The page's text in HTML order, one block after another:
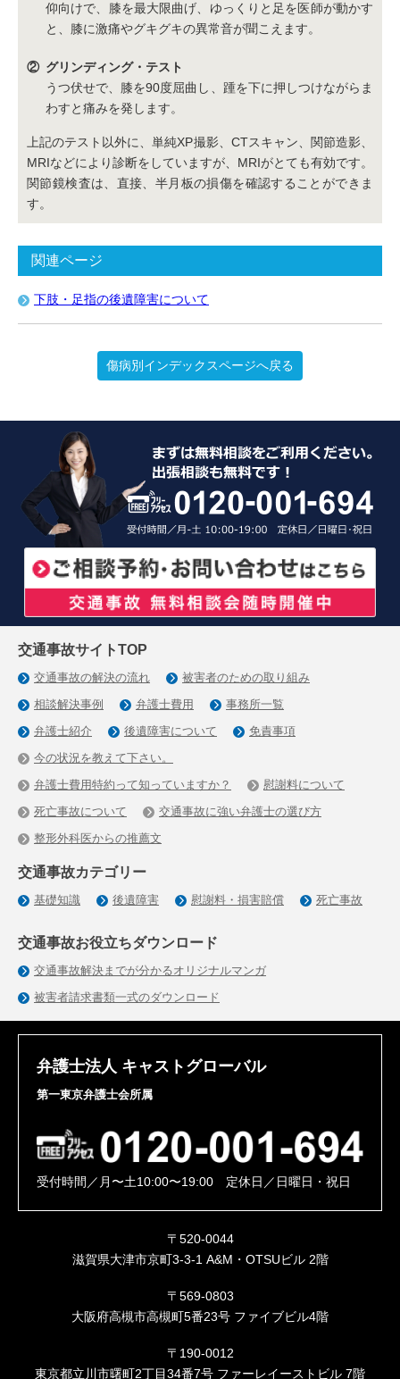
仰向けで、膝を最大限曲げ、ゆっくりと足を医師が動かす
と、膝に激痛やグキグキの異常音が聞こえます。
グリンディング・テスト
うつ伏せで、膝を90度屈曲し、踵を下に押しつけながらま
わすと痛みを発します。
上記のテスト以外に、単純XP撮影、CTスキャン、関節造影、
MRIなどにより診断をしていますが、MRIがとても有効です。
関節鏡検査は、直接、半月板の損傷を確認することができま
す。
関連ページ
下肢・足指の後遺障害について
傷病別インデックスページへ戻る
交通事故サイトTOP
交通事故の解決の流れ
被害者のための取り組み
相談解決事例
弁護士費用
事務所一覧
弁護士紹介
後遺障害について
免責事項
今の状況を教えて下さい。
弁護士費用特約って知っていますか？
慰謝料について
死亡事故について
交通事故に強い弁護士の選び方
整形外科医からの推薦文
交通事故カテゴリー
基礎知識 後遺障害 慰謝料・損害賠償 死亡事故
交通事故お役立ちダウンロード
交通事故解決までが分かるオリジナルマンガ
被害者請求書類一式のダウンロード
弁護士法人 キャストグローバル
第一東京弁護士会所属
受付時間／月〜土10:00〜19:00 定休日／日曜日・祝日
〒520-0044
滋賀県大津市京町3-3-1 A&M・OTSUビル 2階
〒569-0803
大阪府高槻市高槻町5番23号 ファイブビル4階
〒190-0012
東京都立川市曙町2丁目34番7号 ファーレイーストビル 7階